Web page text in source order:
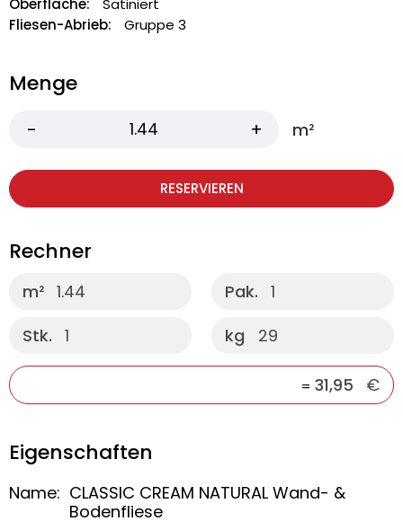
Oberfläche:
Satiniert
Fliesen-Abrieb:
Gruppe 3
Menge
m²
RESERVIEREN
Rechner
m² 1.44
Stk. 1
Pak.
1
kg
29
= 31,95 €
Eigenschaften
Name: CLASSIC CREAM NATURAL Wand- &
Bodenfliese